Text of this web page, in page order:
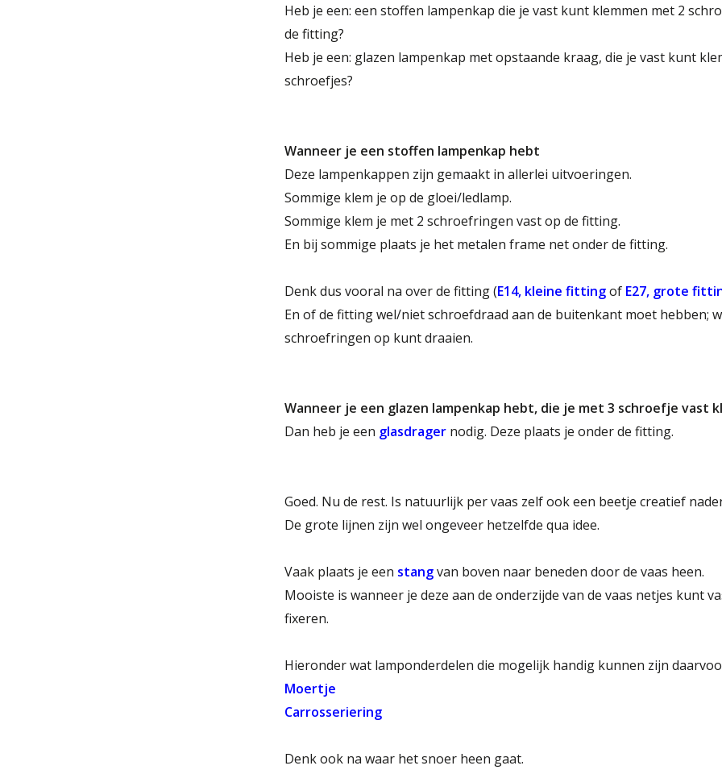
Heb je een: een stoffen lampenkap die je vast kunt klemmen met 2
de fitting?
Heb je een: glazen lampenkap met opstaande kraag, die je vast kunt
schroefjes?
Wanneer je een stoffen lampenkap hebt
Deze lampenkappen zijn gemaakt in allerlei uitvoeringen.
Sommige klem je op de gloei/ledlamp.
Sommige klem je met 2 schroefringen vast op de fitting.
En bij sommige plaats je het metalen frame net onder de fitting.
Denk dus vooral na over de fitting (E14, kleine fittingof E27, grote
En of de fitting wel/niet schroefdraad aan de buitenkant moet hebben;
schroefringen op kunt draaien.
Wanneer je een glazen lampenkap hebt, die je met 3 schroefje vast
Dan heb je een glasdragernodig. Deze plaats je onder de fitting.
Goed. Nu de rest. Is natuurlijk per vaas zelf ook een beetje creatief
De grote lijnen zijn wel ongeveer hetzelfde qua idee.
Vaak plaats je een stangvan boven naar beneden door de vaas heen.
Mooiste is wanneer je deze aan de onderzijde van de vaas netjes kunt
fixeren.
Hieronder wat lamponderdelen die mogelijk handig kunnen zijn
Moertje
Carrosseriering
Denk ook na waar het snoer heen gaat.